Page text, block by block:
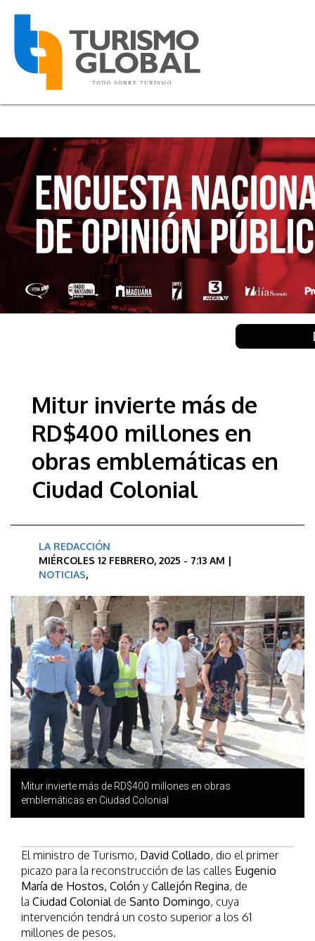
Mitur invierte más de
RD$400 millones en
obras emblemáticas en
Ciudad Colonial
LA REDACCIÓN
MIÉRCOLES 12 FEBRERO, 2025 - 7:13 AM |
NOTICIAS,
Mitur invierte más de RD$400 millones en obras
emblemáticas en Ciudad Colonial
El ministro de Turismo, David Collado, dio el primer
picazo para la reconstrucción de las calles Eugenio
María de Hostos, Colón y Callejón Regina, de
la Ciudad Colonialde Santo Domingo, cuya
intervención tendrá un costo superior a los 61
millones de pesos.